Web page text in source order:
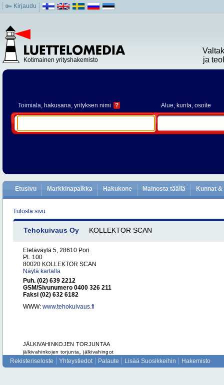
Kirjaudu
Kotimainen yrityshakemisto
ja
Toimiala, hakusana, yrityksen nimi ? Alue, kunta, osoite
Etusivu Markkinapaikka Hakukone Mainosta täällä Kunnat
Tulosta sivu
Tehokuivaus Oy KOLLEKTOR SCAN
Eteläväylä 5, 28610 Pori
PL 100
80020 KOLLEKTOR SCAN
Näytä kartalla
Puh. (02) 639 2212
GSM/Sivunumero 0400 326 211
Faksi (02) 632 6182
WWW: www.tehokuivaus.fi
JÄLKIVAHINKOJEN TORJUNTAA
jälkivahinkojen torjunta ,jälkivahingot
Rekisteriseloste Yhteystiedot Palaute Lisää Suosikkeihin Hakemisto